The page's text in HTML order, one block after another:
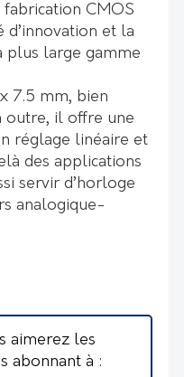
CMOS
d’innovation et la
plus large gamme
7.5 mm, bien
outre, il offre une
réglage linéaire et
des applications
servir d’horloge
analogique-
aimerez les
abonnant à :